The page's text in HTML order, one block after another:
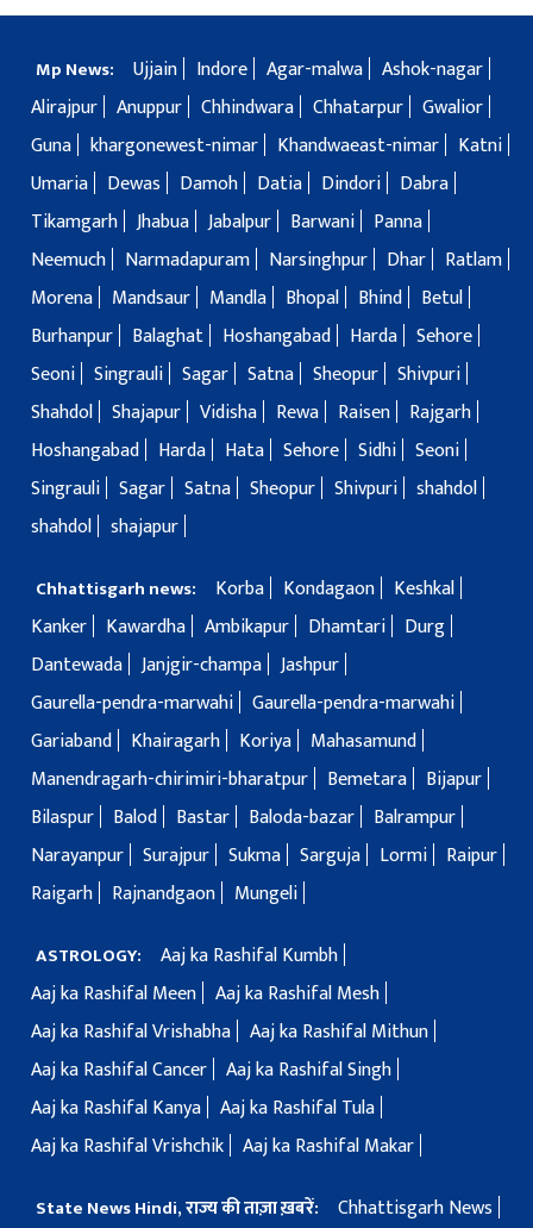
Mp News: Ujjain Indore Agar-malwa Ashok-nagar
Alirajpur Anuppur Chhindwara Chhatarpur Gwalior
Guna khargonewest-nimar Khandwaeast-nimar
Katni
Umaria
Dewas Damoh Datia Dindori
Dabra
Tikamgarh Jhabua Jabalpur Barwani
Panna
Neemuch
Narmadapuram Narsinghpur Dhar
Ratlam
Morena
Mandsaur Mandla Bhopal Bhind
Betul
Burhanpur
Balaghat Hoshangabad Harda Sehore
Seoni Singrauli Sagar Satna Sheopur Shivpuri
Shahdol Shajapur Vidisha Rewa Raisen
Rajgarh
Hoshangabad
Harda Hata Sehore Sidhi Seoni
Singrauli Sagar Satna Sheopur Shivpuri shahdol
shahdol shajapur
Chhattisgarh news: Korba Kondagaon
Keshkal
Kanker
Kawardha Ambikapur Dhamtari
Durg
Dantewada Janjgir-champa Jashpur
Gaurella-pendra-marwahi Gaurella-pendra-marwahi
Gariaband
Khairagarh Koriya
Mahasamund
Manendragarh-chirimiri-bharatpur
Bemetara
Bijapur
Bilaspur
Balod Bastar Baloda-bazar
Balrampur
Narayanpur Surajpur Sukma Sarguja Lormi
Raipur
Raigarh
Rajnandgaon Mungeli
ASTROLOGY:
Aaj ka Rashifal Kumbh
Aaj ka Rashifal Meen Aaj ka Rashifal Mesh
Aaj ka Rashifal Vrishabha Aaj ka Rashifal Mithun
Aaj ka Rashifal Cancer Aaj ka Rashifal Singh
Aaj ka Rashifal Kanya Aaj ka Rashifal Tula
Aaj ka Rashifal Vrishchik Aaj ka Rashifal Makar
State News Hindi, राज्य की ताज़ा ख़बरें:
Chhattisgarh News